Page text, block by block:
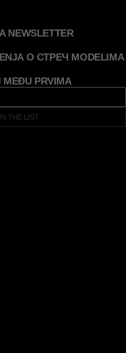
NEWSLETTER
O СТРЕЧ MODELIMA
MEĐU PRVIMA
THE LIST